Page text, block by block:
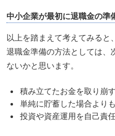
中小企業が最初に退職金の準
以上を踏まえて考えてみると
退職金準備の方法としては、
ないかと思います。
積み立てたお金を取り崩
単純に貯蓄した場合より
投資や資産運用を自己責